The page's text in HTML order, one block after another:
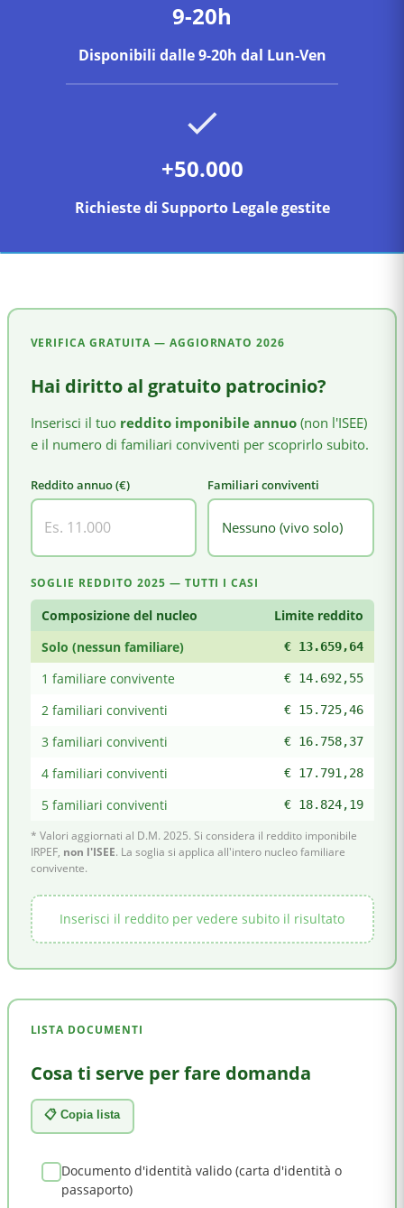
9-20h
Disponibili dalle 9-20h dal Lun-Ven
+50.000
Richieste di Supporto Legale gestite
VERIFICA GRATUITA — AGGIORNATO2026
Hai diritto al gratuito patrocinio?
Inserisci il tuo reddito imponibile annuo(non l'ISEE)
e il numero di familiari conviventi per scoprirlo subito.
Reddito annuo (€) Familiari conviventi
SOGLIE REDDITO 2025 — TUTTI I CASI
Composizione del nucleo
Limite reddito
Solo (nessun familiare)
€ 13.659,64
1 familiare convivente € 14.692,55
2 familiari conviventi € 15.725,46
3 familiari conviventi € 16.758,37
4 familiari conviventi € 17.791,28
5 familiari conviventi € 18.824,19
* Valori aggiornati al D.M. 2025. Si considera il reddito imponibile
IRPEF, non l'ISEE. La soglia si applica all'intero nucleo familiare
convivente.
Inserisci il reddito per vedere subito il risultato
LISTA DOCUMENTI
Cosa ti serve per fare domanda
📋 Copia lista
Documento d'identità valido (carta d'identità o
passaporto)